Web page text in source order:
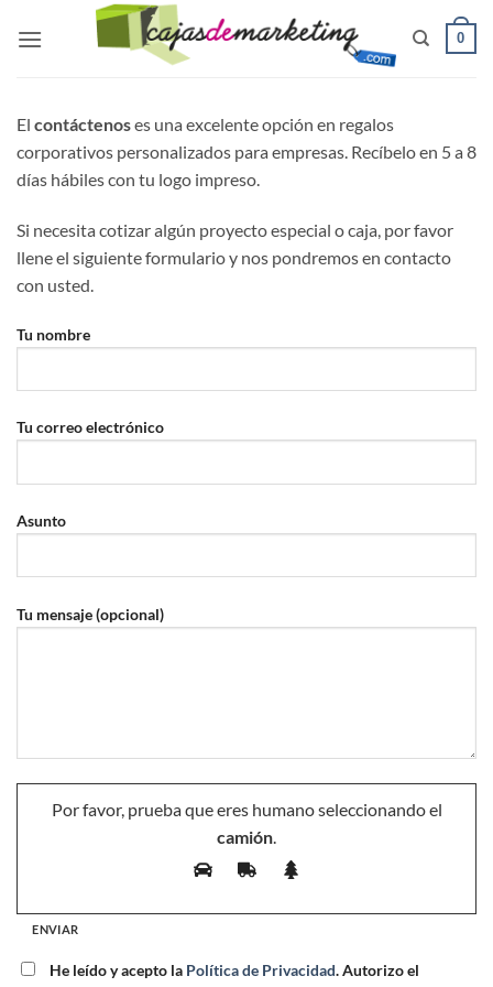
0
El contáctenoses una excelente opción en regalos
corporativos personalizados para empresas. Recíbelo en 5 a 8
días hábiles con tu logo impreso.
Si necesita cotizar algún proyecto especial o caja, por favor
llene el siguiente formulario y nos pondremos en contacto
con usted.
Tu nombre
Tu correo electrónico
Asunto
Tu mensaje (opcional)
Por favor, prueba que eres humano seleccionando el
camión.
He leído y acepto la Política de Privacidad. Autorizo el